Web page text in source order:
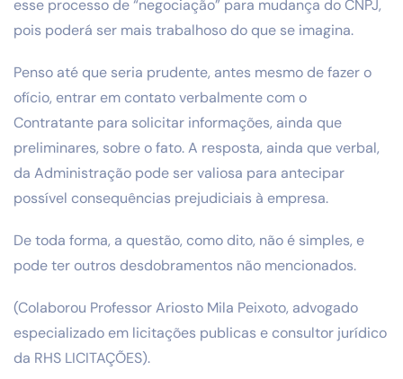
esse processo de “negociação” para mudança do CNPJ,
pois poderá ser mais trabalhoso do que se imagina.
Penso até que seria prudente, antes mesmo de fazer o
ofício, entrar em contato verbalmente com o
Contratante para solicitar informações, ainda que
preliminares, sobre o fato. A resposta, ainda que verbal,
da Administração pode ser valiosa para antecipar
possível consequências prejudiciais à empresa.
De toda forma, a questão, como dito, não é simples, e
pode ter outros desdobramentos não mencionados.
(Colaborou Professor Ariosto Mila Peixoto, advogado
especializado em licitações publicas e consultor jurídico
da RHS LICITAÇÕES).